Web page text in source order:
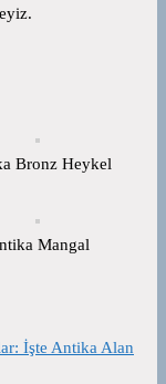
Bronz Heykel
Mangal
İşte Antika Alan